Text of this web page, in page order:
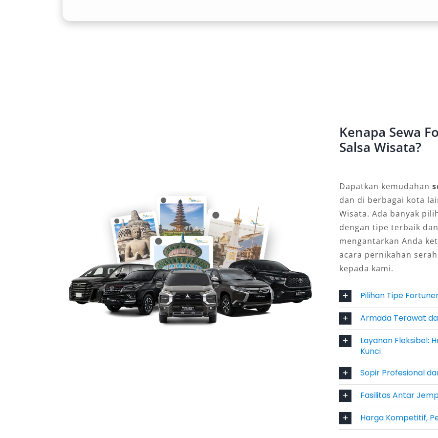
padat jadwal. Kenyamanan kabin Fortuner tak hanya hadir dalam ruang kaki
memberikan pengalaman berkendara yang responsif di berbagai kecepatan.
Bagi yang ingin melakukan perjalanan ke luar kota seperti menuju Sabang,
Meulaboh, atau Takengon, mobil ini menawarkan keandalan tinggi dalam
hal efisiensi dan keamanan.
4. Fleksibilitas Layanan: Harian, Bulanan, dengan Sopir
atau Lepas Kunci
Layanan sewa Fortuner Banda Aceh di Salsa Wisata hadir dengan
fleksibilitas penuh. Anda bisa memilih opsi sewa Fortuner harian 24 jam,
bulanan, dengan sopir, atau lepas kunci sesuai kebutuhan. Bagi pelaku
bisnis yang membutuhkan privasi atau efisiensi, pilihan lepas kunci sangat
ideal. Sementara untuk tamu VIP atau perjalanan korporat, layanan dengan
sopir profesional siap mendampingi Anda dengan standar layanan tinggi.
5. Fasilitas Antar Jemput Bandara dan Lokasi Strategis
Mobilitas cepat sering kali menjadi kebutuhan utama. Dengan opsi antar
Kenapa Sewa
Salsa Wisata?
Dapatkan kemudahan
dan di berbagai kota
Wisata. Ada banyak
dengan tipe terbaik
mengantarkan Anda
acara pernikahan
kepada kami.
Pilihan Tipe
Armada Terawat
Layanan Fleksibel:
Kunci
Sopir Profesional
Fasilitas Antar
Harga Kompetitif,